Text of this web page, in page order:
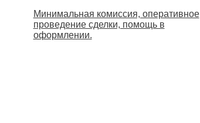
Минимальная комиссия, оперативное
проведение сделки, помощь в
оформлении.